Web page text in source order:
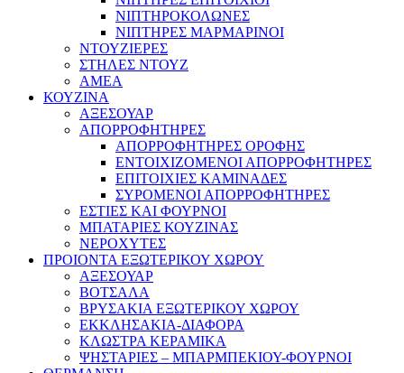
ΝΙΠΤΗΡΟΚΟΛΩΝΕΣ
ΝΙΠΤΗΡΕΣ ΜΑΡΜΑΡΙΝΟΙ
ΝΤΟΥΖΙΕΡΕΣ
ΣΤΗΛΕΣ ΝΤΟΥΖ
ΑΜΕΑ
ΚΟΥΖΙΝΑ
ΑΞΕΣΟΥΑΡ
ΑΠΟΡΡΟΦΗΤΗΡΕΣ
ΑΠΟΡΡΟΦΗΤΗΡΕΣ ΟΡΟΦΗΣ
ΕΝΤΟΙΧΙΖΟΜΕΝΟΙ ΑΠΟΡΡΟΦΗΤΗΡΕΣ
ΕΠΙΤΟΙΧΙΕΣ ΚΑΜΙΝΑΔΕΣ
ΣΥΡΟΜΕΝΟΙ ΑΠΟΡΡΟΦΗΤΗΡΕΣ
ΕΣΤΙΕΣ ΚΑΙ ΦΟΥΡΝΟΙ
ΜΠΑΤΑΡΙΕΣ ΚΟΥΖΙΝΑΣ
ΝΕΡΟΧΥΤΕΣ
ΠΡΟΙΟΝΤΑ ΕΞΩΤΕΡΙΚΟΥ ΧΩΡΟΥ
ΑΞΕΣΟΥΑΡ
ΒΟΤΣΑΛΑ
ΒΡΥΣΑΚΙΑ ΕΞΩΤΕΡΙΚΟΥ ΧΩΡΟΥ
ΕΚΚΛΗΣΑΚΙΑ-ΔΙΑΦΟΡΑ
ΚΛΩΣΤΡΑ ΚΕΡΑΜΙΚΑ
ΨΗΣΤΑΡΙΕΣ – ΜΠΑΡΜΠΕΚΙΟΥ-ΦΟΥΡΝΟΙ